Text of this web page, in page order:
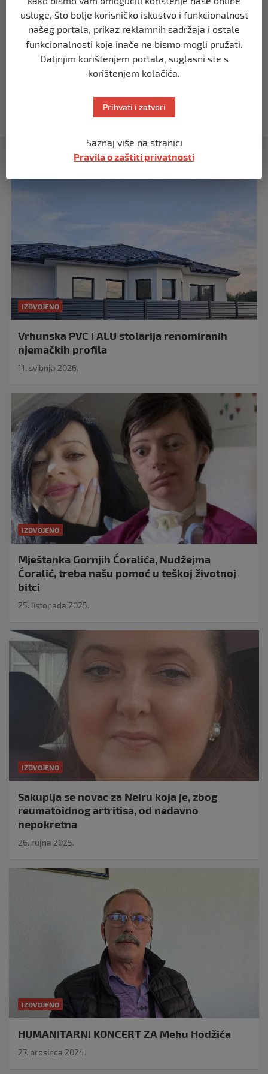
Demantij Federalnog ministarstva
unutrašnjih poslova
prije 5 mjeseci
pomoćni objekti
prije 5 mjeseci
IZDVOJENO
Vrhunska PVC i ALU stolarija renomiranih
njemačkih profila
11. svibnja 2026.
IZDVOJENO
Mještanka Gornjih Ćoralića, Nudžejma
Ćoralić, treba našu pomoć u teškoj životnoj
bitci
25. listopada 2025.
IZDVOJENO
Sakuplja se novac za Neiru koja je, zbog
reumatoidnog artritisa, od nedavno
nepokretna
26. rujna 2025.
IZDVOJENO
HUMANITARNI KONCERT ZA Mehu Hodžića
27. prosinca 2024.
usluge, što bolje korisničko iskustvo i funkcionalnost
našeg portala, prikaz reklamnih sadržaja i ostale
funkcionalnosti koje inače ne bismo mogli pružati.
Daljnjim korištenjem portala, suglasni ste s
korištenjem kolačića.
Prihvati i zatvori
Saznaj više na stranici
Pravila o zaštiti privatnosti